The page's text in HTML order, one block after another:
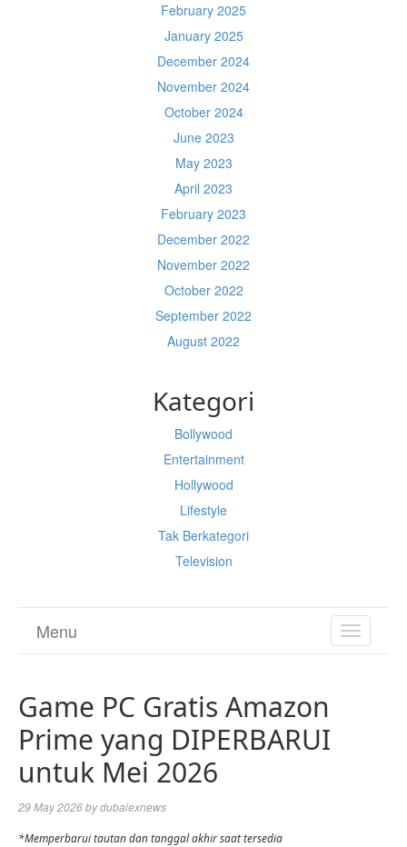
February 2025
January 2025
December 2024
November 2024
October 2024
June 2023
May 2023
April 2023
February 2023
December 2022
November 2022
October 2022
September 2022
August 2022
Kategori
Bollywood
Entertainment
Hollywood
Lifestyle
Tak Berkategori
Television
TOGGLE
Menu
Game PC Gratis Amazon
Prime yang DIPERBARUI
untuk Mei 2026
29 May 2026bydubaiexnews
*Memperbarui tautan dan tanggal akhir saat tersedia